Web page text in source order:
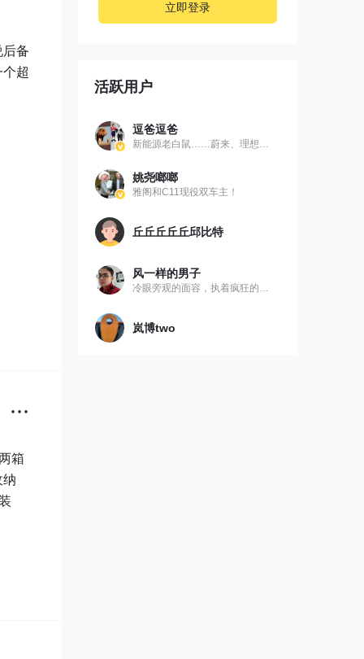
备
超
箱
纳
立即登录
活跃用户
逗爸逗爸
新能源老白鼠……蔚来、理想、岚图
姚尧啷啷
雅阁和C11现役双车主！
丘丘丘丘丘邱比特
风一样的男子
冷眼旁观的面容，执着疯狂的心。—天蝎
岚博two